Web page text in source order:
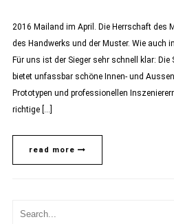
2016 Mailand im April. Die Herrschaft des
des Handwerks und der Muster. Wie auch
Für uns ist der Sieger sehr schnell klar:
bietet unfassbar schöne Innen- und
Prototypen und professionellen
richtige […]
read more